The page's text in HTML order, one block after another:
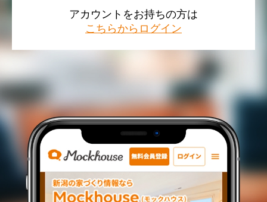
アカウントをお持ちの方は
こちらからログイン